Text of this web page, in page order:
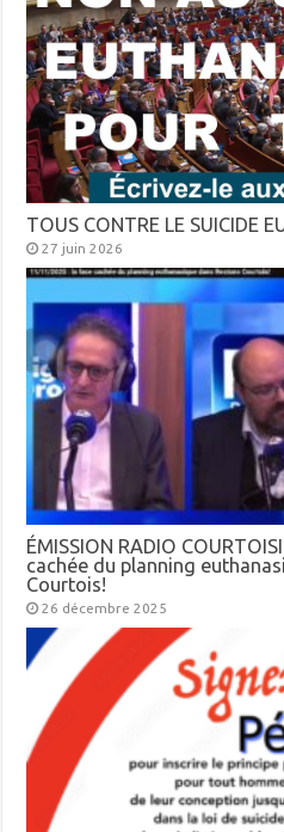
TOUS CONTRE LE SUICIDE
27 juin 2026
ÉMISSION RADIO
cachée du planning
Courtois!
26 décembre 2025